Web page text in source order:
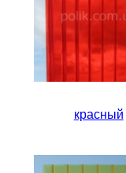
красный